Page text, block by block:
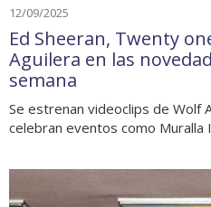
12/09/2025
Ed Sheeran, Twenty
Aguilera en las
semana
Se estrenan videoclips de Wolf
celebran eventos como Muralla